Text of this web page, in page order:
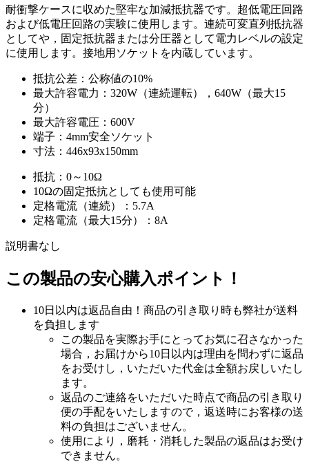
耐衝撃ケースに収めた堅牢な加減抵抗器です。超低電圧回路
および低電圧回路の実験に使用します。連続可変直列抵抗器
としてや，固定抵抗器または分圧器として電力レベルの設定
に使用します。接地用ソケットを内蔵しています。
抵抗公差：公称値の10%
最大許容電力：320W（連続運転），640W（最大15
分）
最大許容電圧：600V
端子：4mm安全ソケット
寸法：446x93x150mm
抵抗：0～10Ω
10Ωの固定抵抗としても使用可能
定格電流（連続）：5.7A
定格電流（最大15分）：8A
説明書なし
この製品の安心購入ポイント！
10日以内は返品自由！商品の引き取り時も弊社が送料
を負担します
この製品を実際お手にとってお気に召さなかった
場合，お届けから10日以内は理由を問わずに返品
をお受けし，いただいた代金は全額お戻しいたし
ます。
返品のご連絡をいただいた時点で商品の引き取り
便の手配をいたしますので，返送時にお客様の送
料の負担はございません。
使用により，磨耗・消耗した製品の返品はお受け
できません。